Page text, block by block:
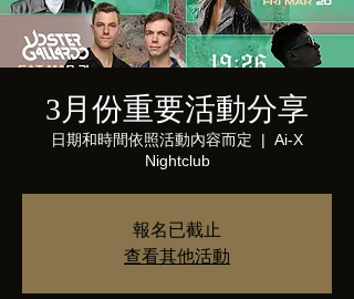
3月份重要活動分享
日期和時間依照活動內容而定
  |
Ai-X
Nightclub
報名已截止
查看其他活動